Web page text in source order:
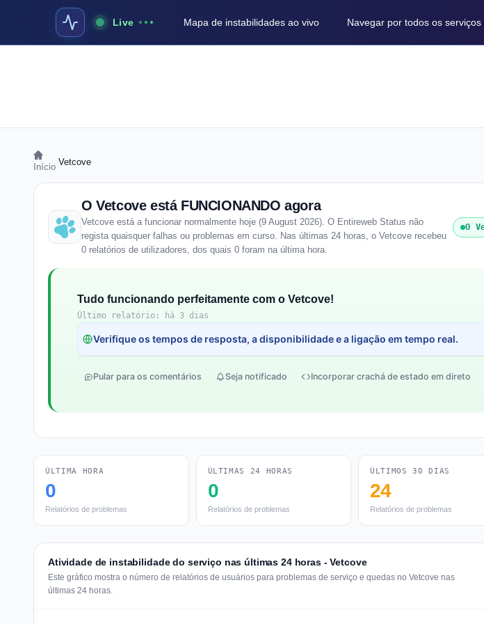
Live Mapa de instabilidades ao vivo Navegar por todos os serviços
Início Vetcove
O Vetcove está FUNCIONANDO agora
Vetcove está a funcionar normalmente hoje (9 August 2026). O Entireweb Status não
regista quaisquer falhas ou problemas em curso. Nas últimas 24 horas, o Vetcove recebeu
0 relatórios de utilizadores, dos quais 0 foram na última hora.
O
Tudo funcionando perfeitamente com o Vetcove!
Último relatório: há 3 dias
Verifique os tempos de resposta, a disponibilidade e a ligação em tempo real.
Pular para os comentários Seja notificado Incorporar crachá de estado em direto
ÚLTIMA HORA
0
Relatórios de problemas
ÚLTIMAS 24 HORAS
0
Relatórios de problemas
ÚLTIMOS 30 DIAS
24
Relatórios de problemas
Atividade de instabilidade do serviço nas últimas 24 horas - Vetcove
Este gráfico mostra o número de relatórios de usuários para problemas de serviço e quedas no Vetcove nas
últimas 24 horas.